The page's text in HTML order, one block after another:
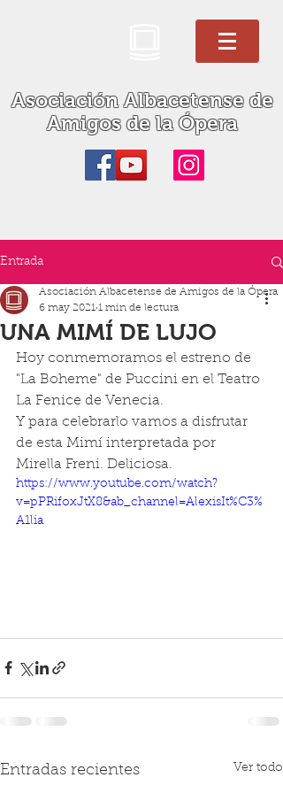
Asociación Albacetense de
Amigos de la Ópera
Entrada
UNA MIMÍ DE LUJO
Asociación Albacetense de Amigos de la Ópera
6 may 2021 1 min de lectura
Hoy conmemoramos el estreno de
"La Boheme" de Puccini en el Teatro
La Fenice de Venecia.
Y para celebrarlo vamos a disfrutar
de esta Mimí interpretada por
Mirella Freni. Deliciosa.
https://www.youtube.com/watch?
v=pPRifoxJtX8&ab_channel=AlexisIt%C3%
A1lia
Entradas recientes Ver todo